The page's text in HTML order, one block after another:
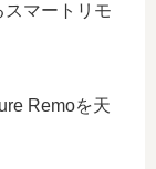
スマートリモ
Remoを天